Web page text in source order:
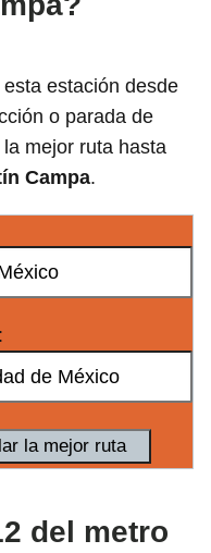
estación desde
o parada de
mejor ruta hasta
Campa.
del metro